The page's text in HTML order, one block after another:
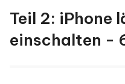
Teil 2: iPhone
einschalten -